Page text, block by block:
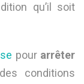
qu’il soit
pour arrêter
conditions